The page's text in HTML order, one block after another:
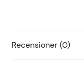
Recensioner (0)